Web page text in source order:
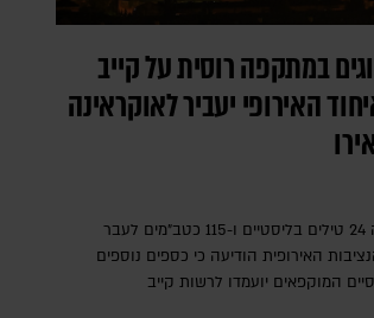
17 הרוגים במתקפה רוסית על קייב
האירופי יעביר לאוקראינה
רוסיה שיגרה הלילה 24 טילים בליסטיים ו-115 כטב"מים לעבר
האירופית הודיעה כי כספים נוספים
המוקפאים יועמדו לרשות קייב